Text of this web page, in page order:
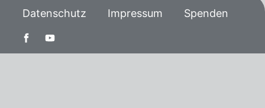
Datenschutz Impressum Spenden